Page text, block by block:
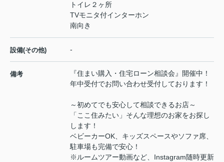
トイレ２ヶ所
TVモニタ付インターホン
南向き
設備(その他) -
備考
『住まい購入・住宅ローン相談会』開催中！
年中受付でお問い合わせ受付しております！
～初めてでも安心して相談できるお店～
「ここ住みたい」そんな理想のお家をお探し
します！
ベビーカーOK、キッズスペースやソファ席、
駐車場も完備で安心！
※ルームツアー動画など、Instagram随時更新